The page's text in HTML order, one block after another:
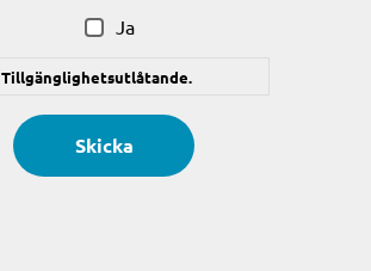
Ja
Tillgänglighetsutlåtande.